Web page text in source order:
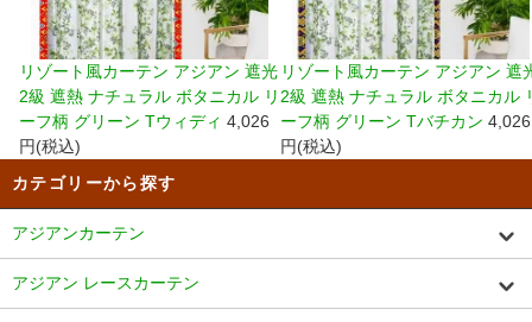
リゾート風カーテン アジアン 遮光
2級 遮熱 ナチュラル ボタニカル リ
ーフ柄 グリーン Tウィディ 4,026
円(税込)
リゾート風カーテン アジアン 遮
2級 遮熱 ナチュラル ボタニカル
ーフ柄 グリーン Tバチカン 4,026
円(税込)
カテゴリーから探す
アジアンカーテン
アジアン レースカーテン